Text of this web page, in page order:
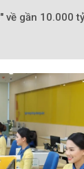
về gần 10.000